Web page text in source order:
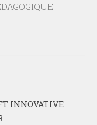
INNOVATIVE